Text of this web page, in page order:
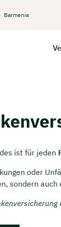
Barmenia
ist für jeden
oder
sondern